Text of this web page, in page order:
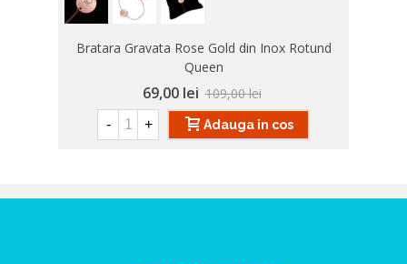
Bratara Gravata Rose Gold din Inox Rotund
Queen
69,00 lei 109,00 lei
- + Adauga in cos